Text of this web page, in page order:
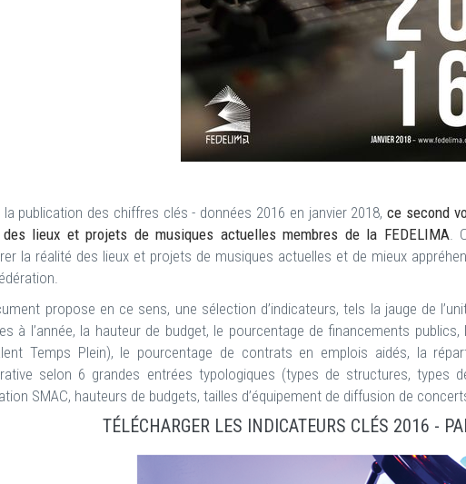
la publication des chiffres clés - données 2016 en janvier 2018,ce second
lieux et projets de musiques actuelles membres de la FEDELIMA.
la réalité des lieux et projets de musiques actuelles et de mieux
propose en ce sens, une sélection d’indicateurs, tels la jauge de
à l’année, la hauteur de budget, le pourcentage de financements
Temps Plein), le pourcentage de contrats en emplois aidés, la
selon 6 grandes entrées typologiques (types de structures, types
SMAC, hauteurs de budgets, tailles d’équipement de diffusion de
TÉLÉCHARGER LES INDICATEURS CLÉS 2016 -